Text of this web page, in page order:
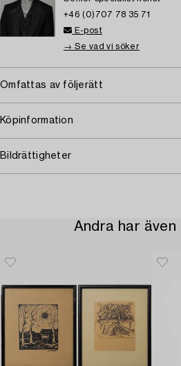
+46 (0)707 78 35 71
E-post
→ Se vad vi söker
Omfattas av följerätt
Köpinformation
Bildrättigheter
Andra har